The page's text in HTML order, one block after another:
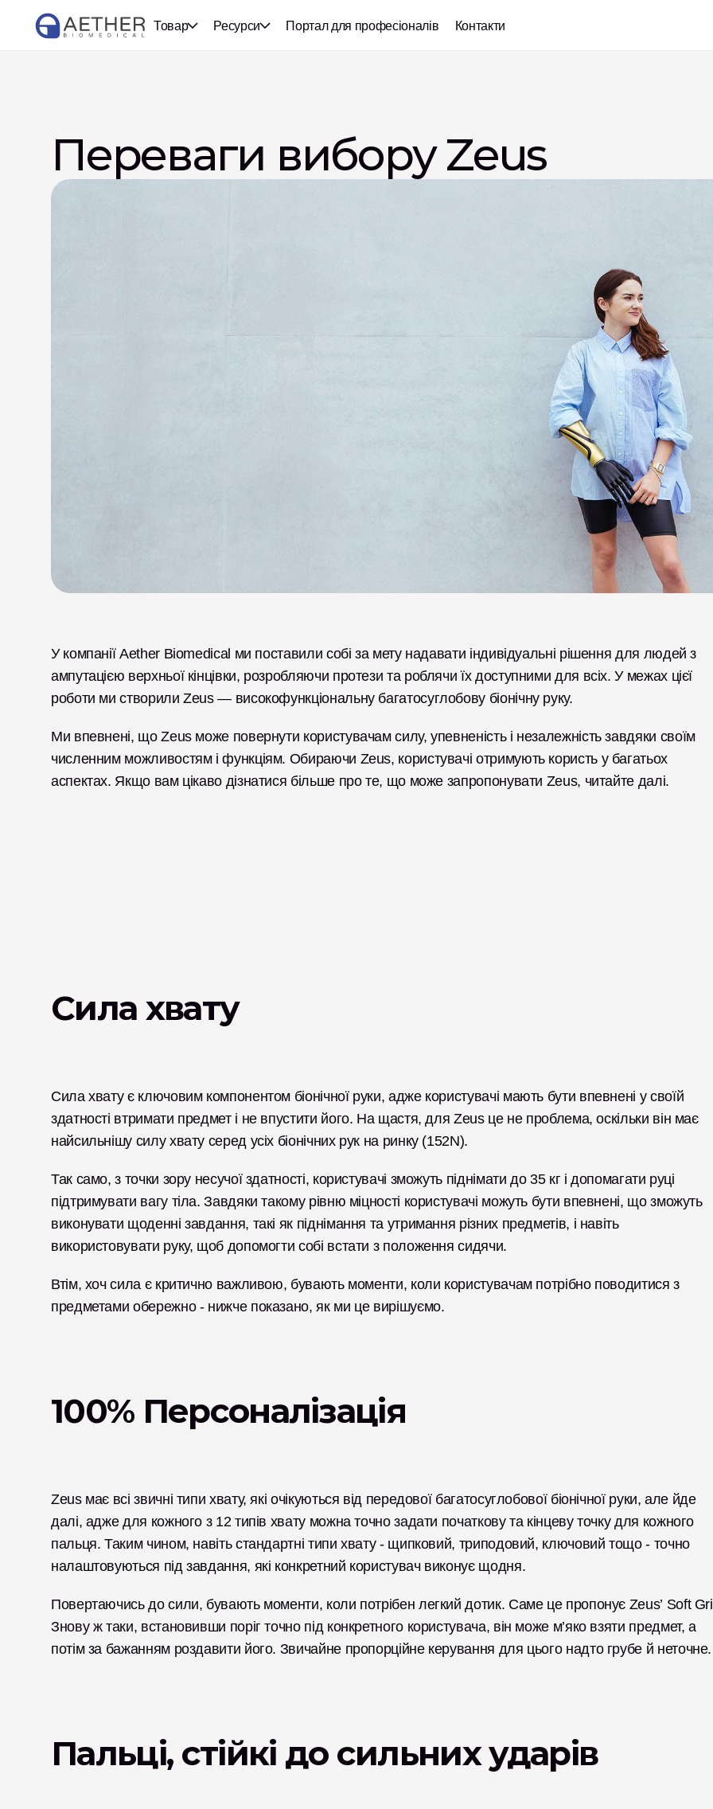
Товар Ресурси Портал для професіоналів Контакти
Переваги вибору Zeus
У компанії Aether Biomedical ми поставили собі за мету надавати індивідуальні рішення для людей з
ампутацією верхньої кінцівки, розробляючи протези та роблячи їх доступними для всіх. У межах цієї
роботи ми створили Zeus — високофункціональну багатосуглобову біонічну руку.
Ми впевнені, що Zeus може повернути користувачам силу, упевненість і незалежність завдяки своїм
численним можливостям і функціям. Обираючи Zeus, користувачі отримують користь у багатьох
аспектах. Якщо вам цікаво дізнатися більше про те, що може запропонувати Zeus, читайте далі.
Сила хвату
Сила хвату є ключовим компонентом біонічної руки, адже користувачі мають бути впевнені у своїй
здатності втримати предмет і не впустити його. На щастя, для Zeus це не проблема, оскільки він має
найсильнішу силу хвату серед усіх біонічних рук на ринку (152N).
Так само, з точки зору несучої здатності, користувачі зможуть піднімати до 35 кг і допомагати руці
підтримувати вагу тіла. Завдяки такому рівню міцності користувачі можуть бути впевнені, що зможуть
виконувати щоденні завдання, такі як піднімання та утримання різних предметів, і навіть
використовувати руку, щоб допомогти собі встати з положення сидячи.
Втім, хоч сила є критично важливою, бувають моменти, коли користувачам потрібно поводитися з
предметами обережно - нижче показано, як ми це вирішуємо.
100% Персоналізація
Zeus має всі звичні типи хвату, які очікуються від передової багатосуглобової біонічної руки, але йде
далі, адже для кожного з 12 типів хвату можна точно задати початкову та кінцеву точку для кожного
пальця. Таким чином, навіть стандартні типи хвату - щипковий, триподовий, ключовий тощо - точно
налаштовуються під завдання, які конкретний користувач виконує щодня.
Повертаючись до сили, бувають моменти, коли потрібен легкий дотик. Саме це пропонує Zeus’ Soft
Знову ж таки, встановивши поріг точно під конкретного користувача, він може м’яко взяти предмет, а
потім за бажанням роздавити його. Звичайне пропорційне керування для цього надто грубе й неточне.
Пальці, стійкі до сильних ударів